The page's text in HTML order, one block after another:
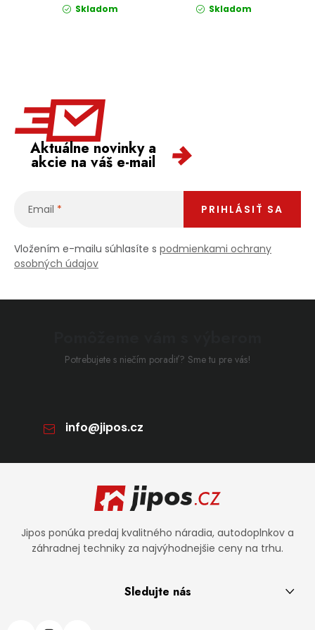
Skladom Skladom
Aktuálne novinky a
akcie na váš e-mail
Email
Vložením e-mailu súhlasíte s podmienkami ochrany
osobných údajov
PRIHLÁSIŤ SA
Potrebujete s niečím poradiť? Sme tu pre vás!
info@jipos.cz
Zápätie
Jipos ponúka predaj kvalitného náradia, autodoplnkov a
záhradnej techniky za najvýhodnejšie ceny na trhu.
Sledujte nás